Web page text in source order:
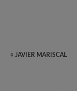
« JAVIER MARISCAL